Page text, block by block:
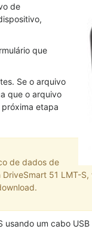
de
que
Se o arquivo
que o arquivo
etapa
de dados de
51 LMT-
um cabo